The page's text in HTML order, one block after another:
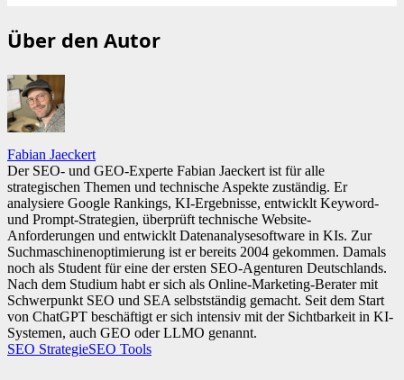
Über den Autor
Fabian Jaeckert
Der SEO- und GEO-Experte Fabian Jaeckert ist für alle
strategischen Themen und technische Aspekte zuständig. Er
analysiere Google Rankings, KI-Ergebnisse, entwicklt Keyword-
und Prompt-Strategien, überprüft technische Website-
Anforderungen und entwicklt Datenanalysesoftware in KIs. Zur
Suchmaschinenoptimierung ist er bereits 2004 gekommen. Damals
noch als Student für eine der ersten SEO-Agenturen Deutschlands.
Nach dem Studium habt er sich als Online-Marketing-Berater mit
Schwerpunkt SEO und SEA selbstständig gemacht. Seit dem Start
von ChatGPT beschäftigt er sich intensiv mit der Sichtbarkeit in KI-
Systemen, auch GEO oder LLMO genannt.
SEO StrategieSEO Tools